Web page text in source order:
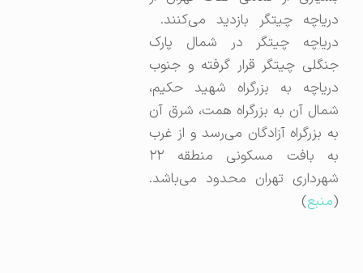
دریاچه چیتگر بازدید می‌کنند.
دریاچه چیتگر در شمال پارک
جنگلی چیتگر قرار گرفته و جنوب
دریاچه به بزرگراه شهید حکیم،
شمال آن به بزرگراه همت، شرق آن
به بزرگراه آزادگان می‌رسد و از غرب
به بافت مسکونی منطقه ۲۲
شهرداری تهران محدود می‌باشد.
منبع)